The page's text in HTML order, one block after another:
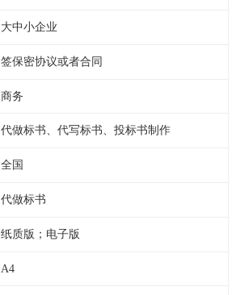
大中小企业
签保密协议或者合同
商务
代做标书、代写标书、投标书制作
全国
代做标书
纸质版；电子版
A4